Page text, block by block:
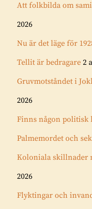
Att folkbilda om
2026
Nu är det läge för
Tellit är bedragare 2
Gruvmotståndet i
2026
Finns någon politisk
Palmemordet och
Koloniala skillnader
2026
Flyktingar och